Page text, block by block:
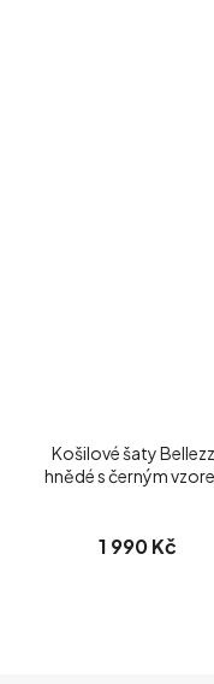
Košilové šaty
hnědé s černým
1 990 Kč